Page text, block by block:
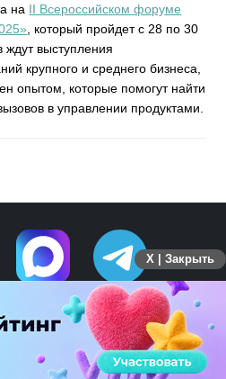
на II Всероссийском форуме
, который пройдет с 28 по 30
ждут выступления
крупного и среднего бизнеса,
опытом, которые помогут найти
в управлении продуктами.
X | Закрыть
ПОЛНУЮ ВЕРСИЮ
права защищены. 2026